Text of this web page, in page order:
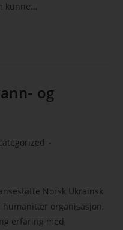
kunne…
og
Norsk Ukrainsk
humanitær organisasjon,
erfaring med